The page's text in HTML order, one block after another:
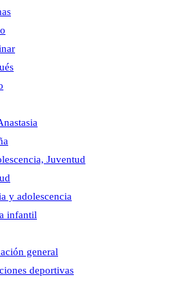
Juventud
y adolescencia
infantil
general
deportivas